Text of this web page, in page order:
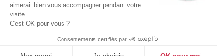
Mentions légales-RGPD Plan de site
aimerait bien vous accompagner pendant votre
visite...
C'est OK pour vous ?
Consentements certifiés par